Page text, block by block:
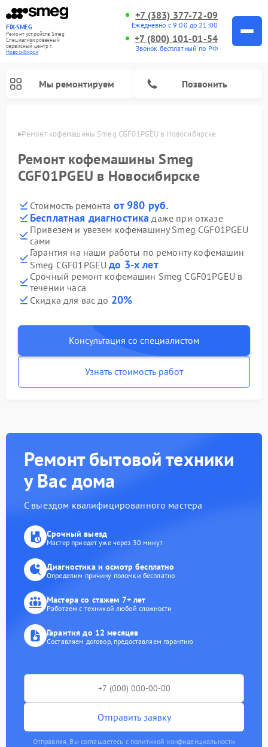
FIX-SMEG
Ремонт устройств Smeg
Специализированный
cервисный центр г.
Новосибирск
+7 (383) 377-72-09
Ежедневно с 9:00 до 21:00
+7 (800) 101-01-54
Звонок бесплатный по РФ
Мы ремонтируем Позвонить
Ремонт кофемашины Smeg CGF01PGEU в Новосибирске
Ремонт кофемашины Smeg
CGF01PGEU в Новосибирске
Стоимость ремонта от 980 руб.
Бесплатная диагностика даже при отказе
Привезем и увезем кофемашину Smeg CGF01PGEU
сами
Гарантия на наши работы по ремонту кофемашин
Smeg CGF01PGEUдо 3-х лет
Срочный ремонт кофемашин Smeg CGF01PGEU в
течении часа
Скидка для вас до 20%
Консультация со специалистом
Узнать стоимость работ
Ремонт бытовой техники
у Вас дома
С выездом квалифицированного мастера
Срочный выезд
Мастер приедет уже через 30 минут
Диагностика и осмотр бесплатно
Определим причину поломки бесплатно
Мастера со стажем 7+ лет
Работаем с техникой любой сложности
Гарантия до 12 месяцев
Составляем договор, предоставляем гарантию
Отправить заявку
Отправляя, Вы соглашаетесь с политикой конфиденциальности